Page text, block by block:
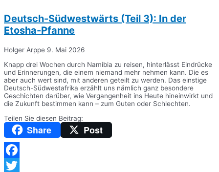
Deutsch-Südwestwärts (Teil 3): In der
Etosha-Pfanne
Holger Arppe 9. Mai 2026
Knapp drei Wochen durch Namibia zu reisen, hinterlässt Eindrücke
und Erinnerungen, die einem niemand mehr nehmen kann. Die es
aber auch wert sind, mit anderen geteilt zu werden. Das einstige
Deutsch-Südwestafrika erzählt uns nämlich ganz besondere
Geschichten darüber, wie Vergangenheit ins Heute hineinwirkt und
die Zukunft bestimmen kann – zum Guten oder Schlechten.
Teilen Sie diesen Beitrag:
Share Post
Facebook